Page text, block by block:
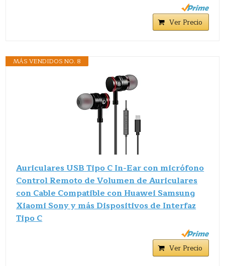
Ver Precio
MÁS VENDIDOS NO. 8
Auriculares USB Tipo C In-Ear con micrófono
Control Remoto de Volumen de Auriculares
con Cable Compatible con Huawei Samsung
Xiaomi Sony y más Dispositivos de Interfaz
Tipo C
Ver Precio